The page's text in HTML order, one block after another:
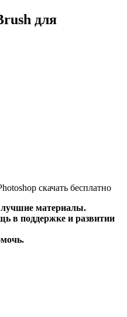
для
материалы.
в поддержке и развитии